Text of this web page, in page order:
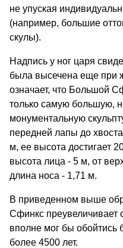
не упуская
(например, большие
скулы).
Надпись у ног царя
была высечена еще при
означает, что Большой
только самую большую,
монументальную
передней лапы до
м, ее высота достигает
высота лица - 5 м, от
длина носа - 1,71 м.
В приведенном выше
Сфинкс преувеличивает
вполне мог бы обойтись
более 4500 лет.